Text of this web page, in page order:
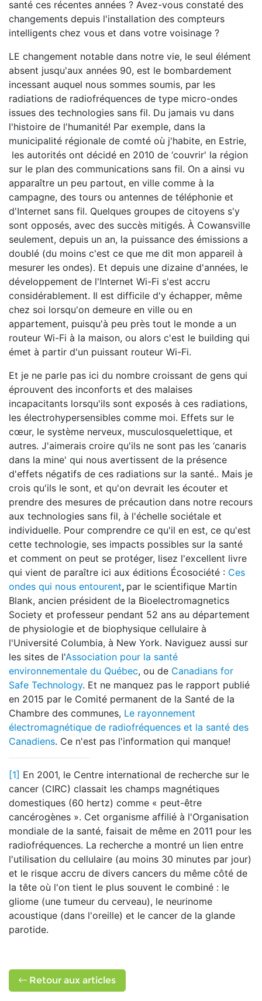
santé ces récentes années ? Avez-vous constaté des
changements depuis l'installation des compteurs
intelligents chez vous et dans votre voisinage ?
LE changement notable dans notre vie, le seul élément
absent jusqu'aux années 90, est le bombardement
incessant auquel nous sommes soumis, par les
radiations de radiofréquences de type micro-ondes
issues des technologies sans fil. Du jamais vu dans
l'histoire de l'humanité! Par exemple, dans la
municipalité régionale de comté où j'habite, en Estrie,
les autorités ont décidé en 2010 de ‘couvrir' la région
sur le plan des communications sans fil. On a ainsi vu
apparaître un peu partout, en ville comme à la
campagne, des tours ou antennes de téléphonie et
d'Internet sans fil. Quelques groupes de citoyens s'y
sont opposés, avec des succès mitigés. À Cowansville
seulement, depuis un an, la puissance des émissions a
doublé (du moins c'est ce que me dit mon appareil à
mesurer les ondes). Et depuis une dizaine d'années, le
développement de l'Internet Wi-Fi s'est accru
considérablement. Il est difficile d'y échapper, même
chez soi lorsqu'on demeure en ville ou en
appartement, puisqu'à peu près tout le monde a un
routeur Wi-Fi à la maison, ou alors c'est le building qui
émet à partir d'un puissant routeur Wi-Fi.
Et je ne parle pas ici du nombre croissant de gens qui
éprouvent des inconforts et des malaises
incapacitants lorsqu'ils sont exposés à ces radiations,
les électrohypersensibles comme moi. Effets sur le
cœur, le système nerveux, musculosquelettique, et
autres. J'aimerais croire qu'ils ne sont pas les ‘canaris
dans la mine' qui nous avertissent de la présence
d'effets négatifs de ces radiations sur la santé.. Mais je
crois qu'ils le sont, et qu'on devrait les écouter et
prendre des mesures de précaution dans notre recours
aux technologies sans fil, à l'échelle sociétale et
individuelle. Pour comprendre ce qu'il en est, ce qu'est
cette technologie, ses impacts possibles sur la santé
et comment on peut se protéger, lisez l'excellent livre
qui vient de paraître ici aux éditions Écosociété : Ces
ondes qui nous entourent, par le scientifique Martin
Blank, ancien président de la Bioelectromagnetics
Society et professeur pendant 52 ans au département
de physiologie et de biophysique cellulaire à
l'Université Columbia, à New York. Naviguez aussi sur
les sites de l'Association pour la santé
environnementale du Québec, ou de Canadians for
Safe Technology. Et ne manquez pas le rapport publié
en 2015 par le Comité permanent de la Santé de la
Chambre des communes, Le rayonnement
électromagnétique de radiofréquences et la santé des
Canadiens. Ce n'est pas l'information qui manque!
[1] En 2001, le Centre international de recherche sur le
cancer (CIRC) classait les champs magnétiques
domestiques (60 hertz) comme « peut-être
cancérogènes ». Cet organisme affilié à l'Organisation
mondiale de la santé, faisait de même en 2011 pour les
radiofréquences. La recherche a montré un lien entre
l'utilisation du cellulaire (au moins 30 minutes par jour)
et le risque accru de divers cancers du même côté de
la tête où l'on tient le plus souvent le combiné : le
gliome (une tumeur du cerveau), le neurinome
acoustique (dans l'oreille) et le cancer de la glande
parotide.
Retour aux articles